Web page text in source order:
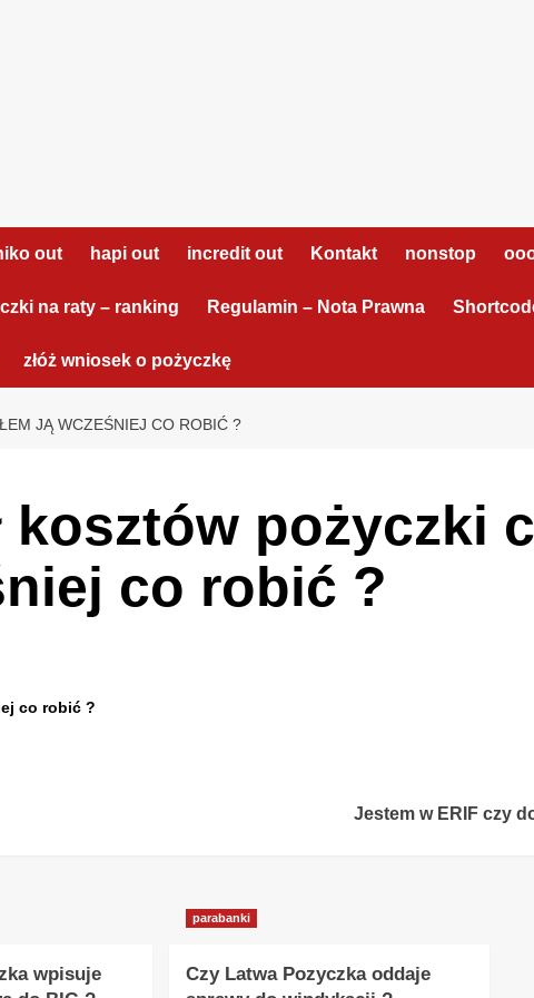
out hapi out incredit out Kontakt nonstop
na raty – ranking Regulamin – Nota Prawna
złóż wniosek o pożyczkę
JĄ WCZEŚNIEJ CO ROBIĆ ?
kosztów pożyczki
co robić ?
co robić ?
Jestem w ERIF czy
wpisuje
parabanki
Czy Latwa Pozyczka oddaje